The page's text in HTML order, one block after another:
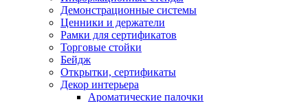
Демонстрационные системы
Ценники и держатели
Рамки для сертификатов
Торговые стойки
Бейдж
Открытки, сертификаты
Декор интерьера
Ароматические палочки